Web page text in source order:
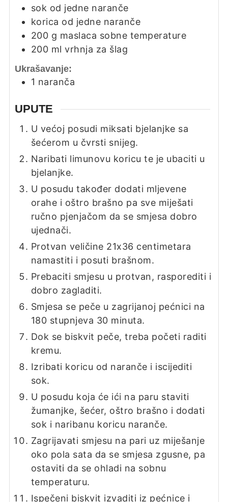
sok od jedne naranče
korica od jedne naranče
200 g maslaca sobne temperature
200 ml vrhnja za šlag
Ukrašavanje:
1 naranča
UPUTE
U većoj posudi miksati bjelanjke sa
šećerom u čvrsti snijeg.
Naribati limunovu koricu te je ubaciti u
bjelanjke.
U posudu također dodati mljevene
orahe i oštro brašno pa sve miješati
ručno pjenjačom da se smjesa dobro
ujednači.
Protvan veličine 21x36 centimetara
namastiti i posuti brašnom.
Prebaciti smjesu u protvan, rasporediti i
dobro zagladiti.
Smjesa se peče u zagrijanoj pećnici na
180 stupnjeva 30 minuta.
Dok se biskvit peče, treba početi raditi
kremu.
Izribati koricu od naranče i iscijediti
sok.
U posudu koja će ići na paru staviti
žumanjke, šećer, oštro brašno i dodati
sok i naribanu koricu naranče.
Zagrijavati smjesu na pari uz miješanje
oko pola sata da se smjesa zgusne, pa
ostaviti da se ohladi na sobnu
temperaturu.
Ispečeni biskvit izvaditi iz pećnice i